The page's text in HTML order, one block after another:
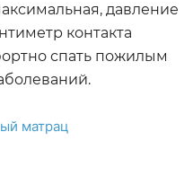
давление
контакта
спать пожилым